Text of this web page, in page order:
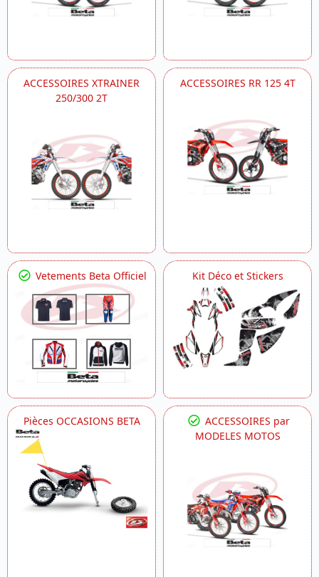
ACCESSOIRES XTRAINER
250/300 2T
ACCESSOIRES RR 125 4T
Vetements Beta Officiel Kit Déco et Stickers
Pièces OCCASIONS BETA
ACCESSOIRES par
MODELES MOTOS